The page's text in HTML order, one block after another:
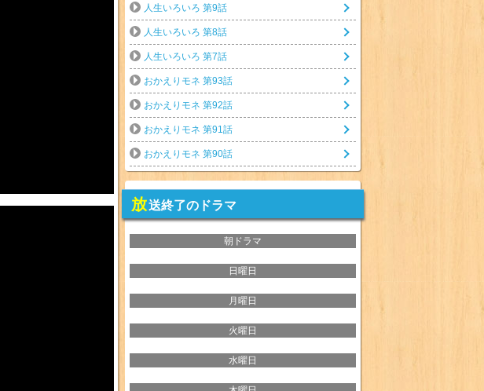
人生いろいろ 第9話
人生いろいろ 第8話
人生いろいろ 第7話
おかえりモネ 第93話
おかえりモネ 第92話
おかえりモネ 第91話
おかえりモネ 第90話
放送終了のドラマ
朝ドラマ
日曜日
月曜日
火曜日
水曜日